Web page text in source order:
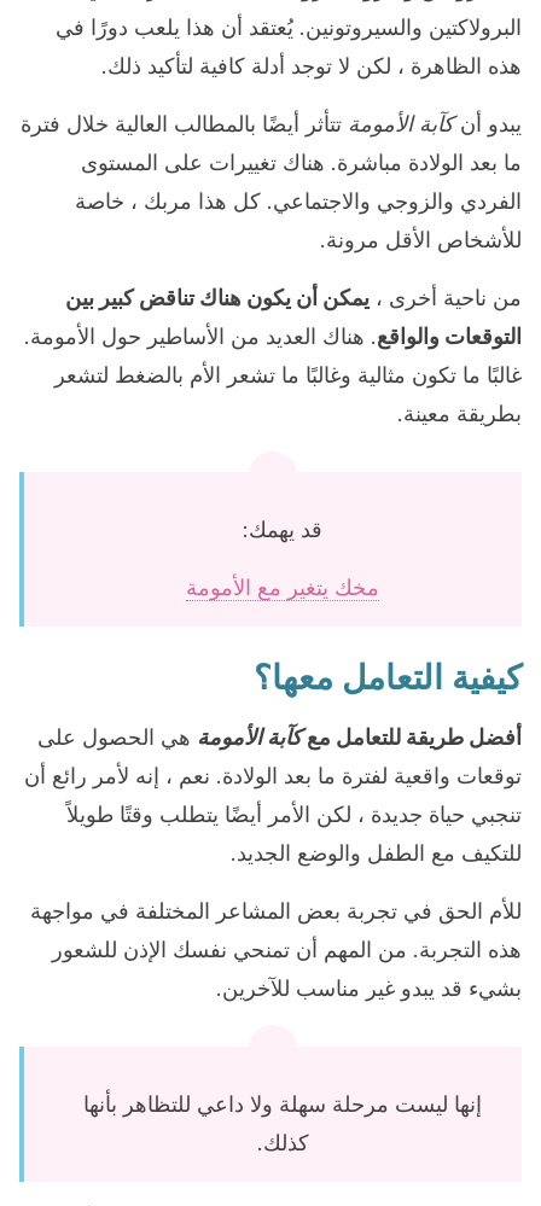
البرولاكتين والسيروتونين. يُعتقد أن هذا يلعب دورًا في
هذه الظاهرة ، لكن لا توجد أدلة كافية لتأكيد ذلك.
يبدو أنكآبة الأمومة تتأثر أيضًا بالمطالب العالية خلال فترة
ما بعد الولادة مباشرة. هناك تغييرات على المستوى
الفردي والزوجي والاجتماعي. كل هذا مربك ، خاصة
للأشخاص الأقل مرونة.
من ناحية أخرى ، يمكن أن يكون هناك تناقض كبير بين
التوقعات والواقع. هناك العديد من الأساطير حول الأمومة.
غالبًا ما تكون مثالية وغالبًا ما تشعر الأم بالضغط لتشعر
بطريقة معينة.
قد يهمك:
مخك يتغير مع الأمومة
كيفية التعامل معها؟
أفضل طريقة للتعامل معكآبة الأمومة هي الحصول على
توقعات واقعية لفترة ما بعد الولادة. نعم ، إنه لأمر رائع أن
تنجبي حياة جديدة ، لكن الأمر أيضًا يتطلب وقتًا طويلاً
للتكيف مع الطفل والوضع الجديد.
للأم الحق في تجربة بعض المشاعر المختلفة في مواجهة
هذه التجربة. من المهم أن تمنحي نفسك الإذن للشعور
بشيء قد يبدو غير مناسب للآخرين.
إنها ليست مرحلة سهلة ولا داعي للتظاهر بأنها
كذلك.